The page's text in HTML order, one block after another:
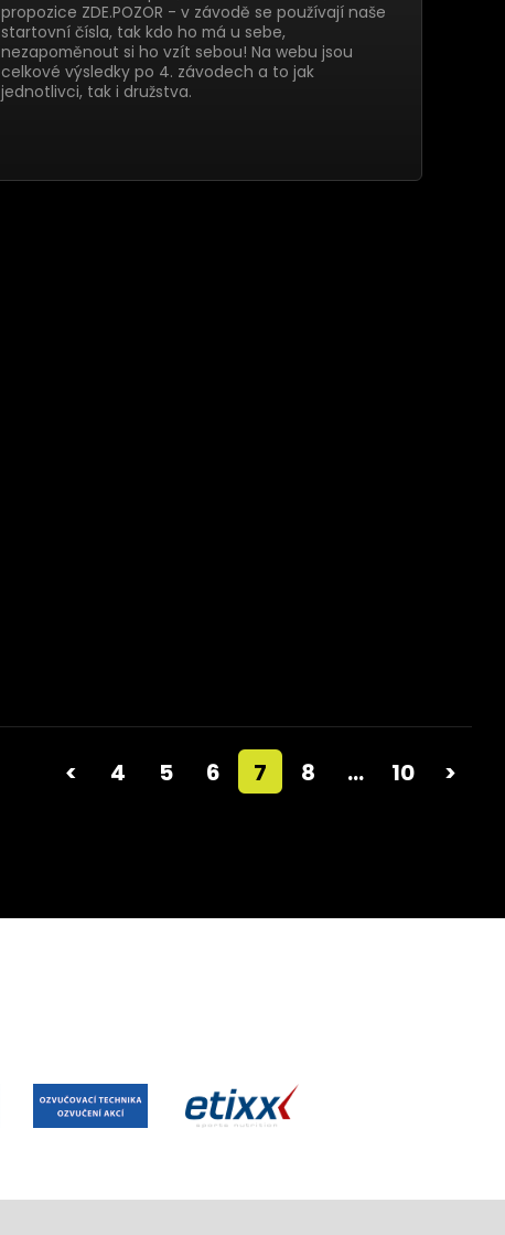
propozice ZDE.POZOR - v závodě se používají naše
startovní čísla, tak kdo ho má u sebe,
nezapoměnout si ho vzít sebou! Na webu jsou
celkové výsledky po 4. závodech a to jak
jednotlivci, tak i družstva.
< 4 5 6 7 8 … 10 >